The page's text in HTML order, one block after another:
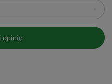
herbacianych
opinię